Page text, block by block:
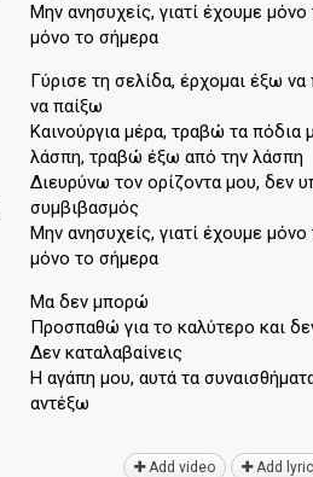
Μην ανησυχείς, γιατί έχουμε
μόνο το σήμερα
Γύρισε τη σελίδα, έρχομαι έξω
να παίξω
Καινούργια μέρα, τραβώ τα πόδια
λάσπη, τραβώ έξω από την λάσπη
Διευρύνω τον ορίζοντα μου, δεν
συμβιβασμός
Μην ανησυχείς, γιατί έχουμε
μόνο το σήμερα
Μα δεν μπορώ
Προσπαθώ για το καλύτερο και
Δεν καταλαβαίνεις
Η αγάπη μου, αυτά τα
αντέξω
Add video Add